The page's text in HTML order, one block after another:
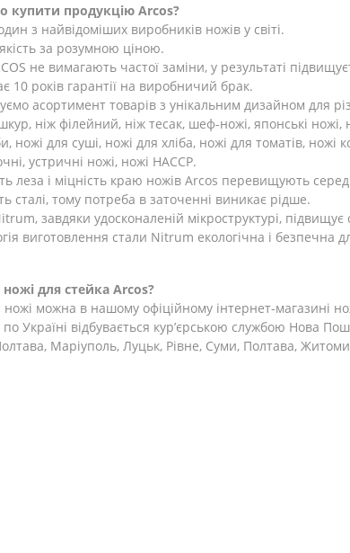
купити продукцію Arcos?
з найвідоміших виробників ножів у світі.
за розумною ціною.
не вимагають частої заміни, у результаті
10 років гарантії на виробничий брак.
асортимент товарів з унікальним дизайном для
ніж філейний, ніж тесак, шеф-ножі, японські
ножі для суші, ножі для хліба, ножі для томатів,
устричні ножі, ножі HACCP.
леза і міцність краю ножів Arcos перевищують
сталі, тому потреба в заточенні виникає рідше.
завдяки удосконаленій мікроструктурі, підвищує
виготовлення стали Nitrum екологічна і
для стейка Arcos?
ножі можна в нашому офіційному інтернет-магазині
Україні відбувається кур’єрською службою Нова
Маріуполь, Луцьк, Рівне, Суми, Полтава,